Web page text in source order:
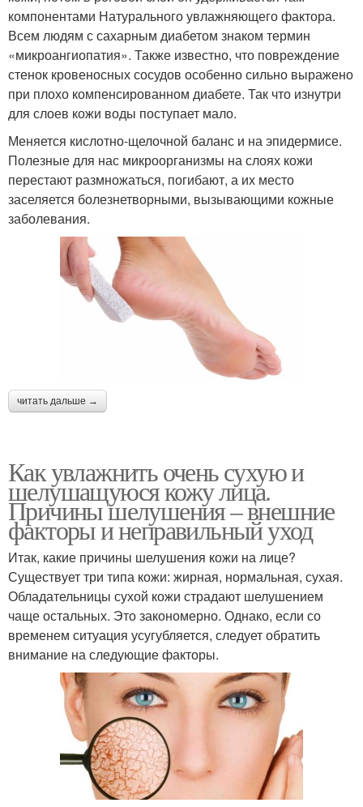
компонентами Натурального увлажняющего фактора.
Всем людям с сахарным диабетом знаком термин
«микроангиопатия». Также известно, что повреждение
стенок кровеносных сосудов особенно сильно выражено
при плохо компенсированном диабете. Так что изнутри
для слоев кожи воды поступает мало.
Меняется кислотно-щелочной баланс и на эпидермисе.
Полезные для нас микроорганизмы на слоях кожи
перестают размножаться, погибают, а их место
заселяется болезнетворными, вызывающими кожные
заболевания.
читать дальше →
Как увлажнить очень сухую и
шелушащуюся кожу лица.
Причины шелушения – внешние
факторы и неправильный уход
Итак, какие причины шелушения кожи на лице?
Существует три типа кожи: жирная, нормальная, сухая.
Обладательницы сухой кожи страдают шелушением
чаще остальных. Это закономерно. Однако, если со
временем ситуация усугубляется, следует обратить
внимание на следующие факторы.